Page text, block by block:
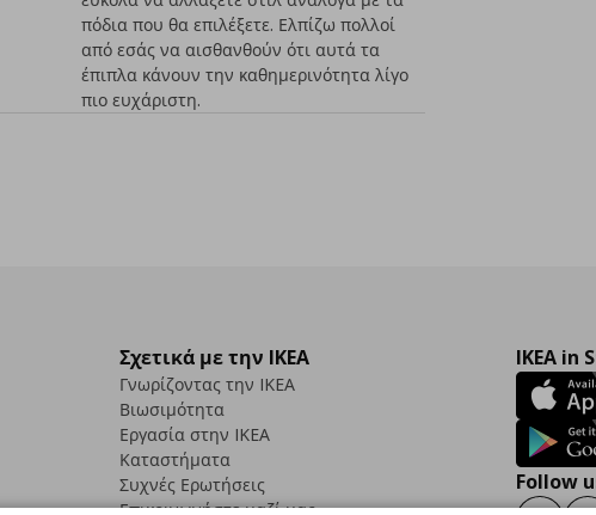
πόδια που θα επιλέξετε. Ελπίζω πολλοί
από εσάς να αισθανθούν ότι αυτά τα
έπιπλα κάνουν την καθημερινότητα λίγο
πιο ευχάριστη.
Σχετικά με την IKEA
Γνωρίζοντας την IKEA
Βιωσιμότητα
Εργασία στην IKEA
Καταστήματα
Συχνές Ερωτήσεις
Επικοινωνήστε μαζί μας
IKEA in
Follow